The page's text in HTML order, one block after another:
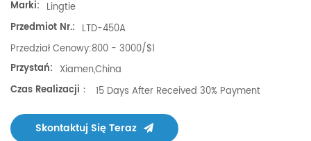
Marki: Lingtie
Przedmiot Nr.: LTD-450A
Przedział Cenowy:800 - 3000/$1
Przystań: Xiamen,China
Czas Realizacji：
15 Days After Received 30% Payment
Skontaktuj Się Teraz